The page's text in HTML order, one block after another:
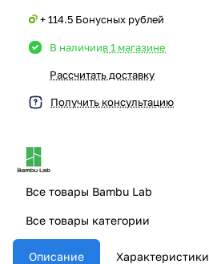
+ 114.5 Бонусных рублей
В наличиив 1 магазине
Рассчитать доставку
Получить консультацию
Все товары Bambu Lab
Все товары категории
Описание Характеристики